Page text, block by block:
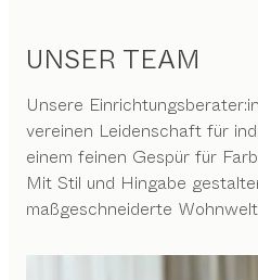
UNSER TEAM
Unsere
vereinen Leidenschaft für
einem feinen Gespür für
Mit Stil und Hingabe
maßgeschneiderte